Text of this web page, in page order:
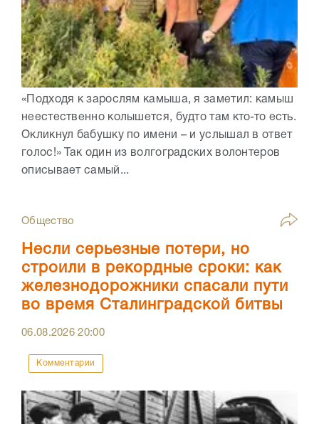
«Подходя к зарослям камыша, я заметил: камыш
неестественно колышется, будто там кто-то есть.
Окликнул бабушку по имени – и услышал в ответ
голос!» Так один из волгоградских волонтеров
описывает самый...
Общество
Несли серьезные потери, но
строили в рекордные сроки: как
железнодорожники спасали пути
во время Сталинградской битвы
06.08.202620:00
Комментарии